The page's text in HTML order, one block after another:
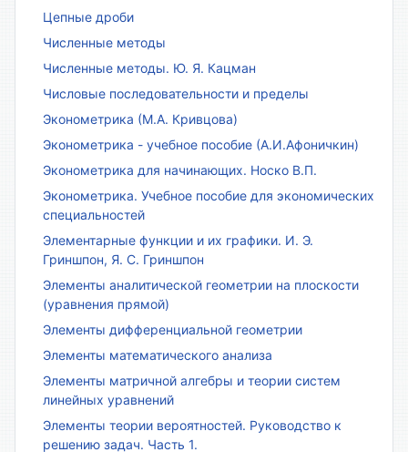
Цепные дроби
Численные методы
Численные методы. Ю. Я. Кацман
Числовые последовательности и пределы
Эконометрика (М.А. Кривцова)
Эконометрика - учебное пособие (А.И.Афоничкин)
Эконометрика для начинающих. Носко В.П.
Эконометрика. Учебное пособие для экономических
специальностей
Элементарные функции и их графики. И. Э.
Гриншпон, Я. С. Гриншпон
Элементы аналитической геометрии на плоскости
(уравнения прямой)
Элементы дифференциальной геометрии
Элементы математического анализа
Элементы матричной алгебры и теории систем
линейных уравнений
Элементы теории вероятностей. Руководство к
решению задач. Часть 1.